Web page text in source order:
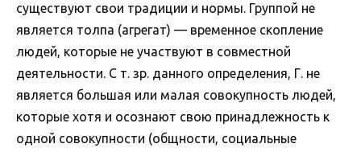
существуют свои традиции и нормы. Группой не
является толпа (агрегат) — временное скопление
людей, которые не участвуют в совместной
деятельности. С т. зр. данного определения, Г. не
является большая или малая совокупность людей,
которые хотя и осознают свою принадлежность к
одной совокупности (общности, социальные